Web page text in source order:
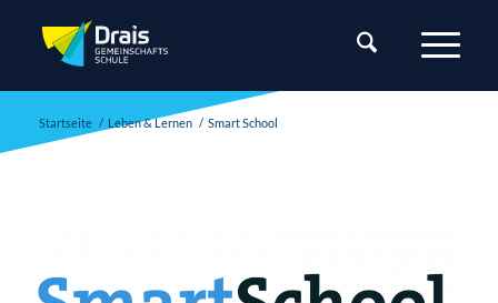
Startseite / Leben & Lernen / Smart School